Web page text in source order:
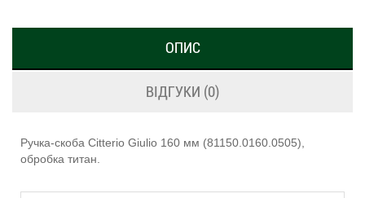
ОПИС
ВІДГУКИ (0)
Ручка-скоба Citterio Giulio 160 мм (81150.0160.0505),
обробка титан.